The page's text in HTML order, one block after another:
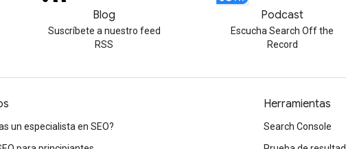
Blog
Suscríbete a nuestro feed
RSS
Podcast
Escucha Search Off the
Record
un especialista en SEO?
Herramientas
Search Console